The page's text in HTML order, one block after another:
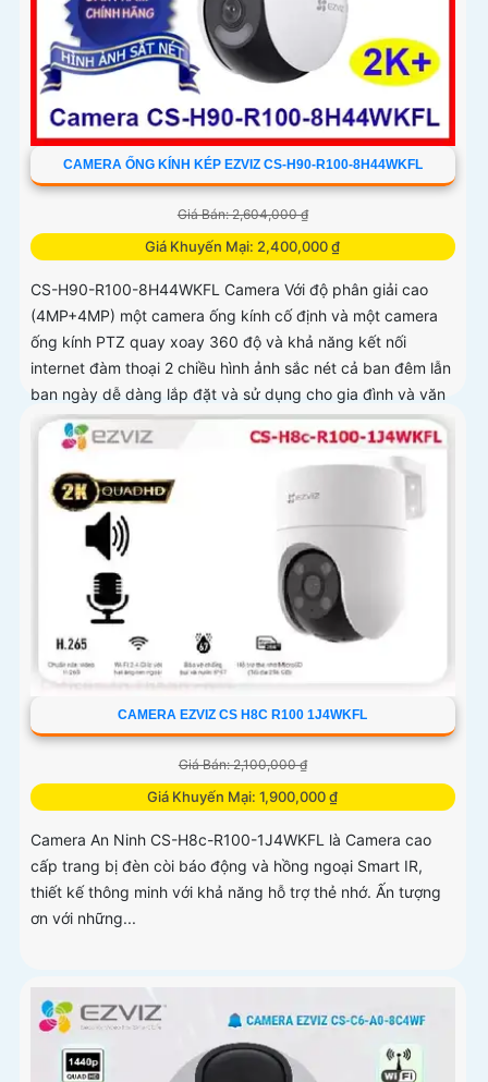
CAMERA ỐNG KÍNH KÉP EZVIZ CS-H90-R100-8H44WKFL
Giá Bán: 2,604,000 ₫
Giá Khuyến Mại: 2,400,000 ₫
CS-H90-R100-8H44WKFL Camera Với độ phân giải cao
(4MP+4MP) một camera ống kính cố định và một camera
ống kính PTZ quay xoay 360 độ và khả năng kết nối
internet đàm thoại 2 chiều hình ảnh sắc nét cả ban đêm lẫn
ban ngày dễ dàng lắp đặt và sử dụng cho gia đình và văn
phòng Camera an ninh không dây CS-H90-R100-
8H44WKFL mang đến sự an toàn và tiện lợi.
CAMERA EZVIZ CS H8C R100 1J4WKFL
Giá Bán: 2,100,000 ₫
Giá Khuyến Mại: 1,900,000 ₫
Camera An Ninh CS-H8c-R100-1J4WKFL là Camera cao
cấp trang bị đèn còi báo động và hồng ngoại Smart IR,
thiết kế thông minh với khả năng hỗ trợ thẻ nhớ. Ấn tượng
ơn với những...